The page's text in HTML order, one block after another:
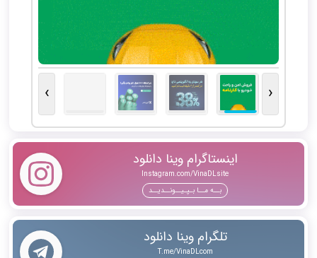
‹
›
اینستاگرام وینا دانلود
Instagram.com/VinaDLsite
بــه مــا بـپـیــونــدیــد
تلگرام وینا دانلود
T.me/VinaDLcom